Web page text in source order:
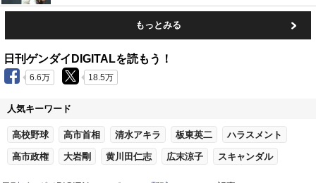
もっとみる
日刊ゲンダイDIGITALを読もう！
6.6万 18.5万
人気キーワード
高校野球 高市首相 清水アキラ 板東英二 ハラスメント
高市政権 大岩剛 黄川田仁志 広末涼子 スキャンダル